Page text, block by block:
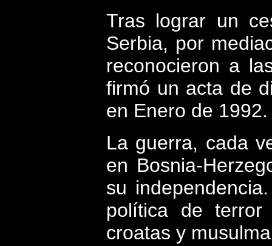
Tras lograr un
Serbia, por
reconocieron a
firmó un acta de
en Enero de 1992.
La guerra, cada
en Bosnia-
su
política de terror
croatas y